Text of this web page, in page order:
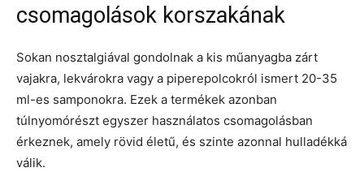
csomagolások korszakának
Sokan nosztalgiával gondolnak a kis műanyagba zárt
vajakra, lekvárokra vagy a piperepolcokról ismert 20-35
ml-es samponokra. Ezek a termékek azonban
túlnyomórészt egyszer használatos csomagolásban
érkeznek, amely rövid életű, és szinte azonnal hulladékká
válik.